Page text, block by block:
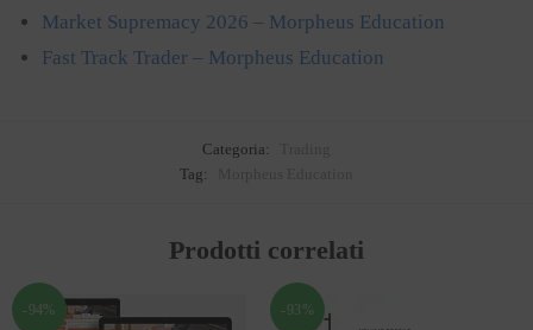
Market Supremacy 2026 – Morpheus Education
Fast Track Trader – Morpheus Education
Categoria:
Tag:
Prodotti correlati
-94% -93%